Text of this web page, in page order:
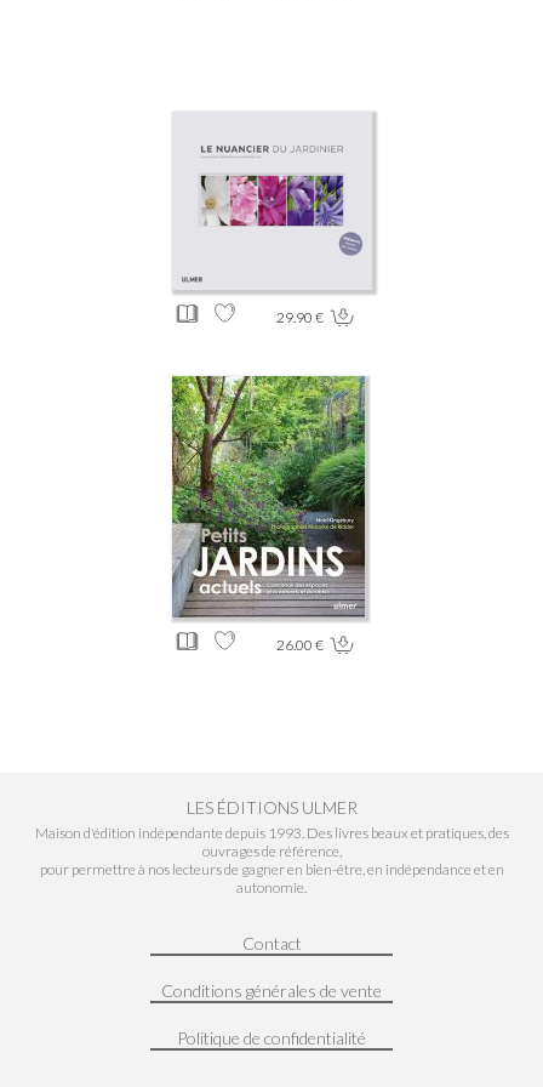
29.90 €
26.00 €
LES ÉDITIONS ULMER
Maison d'édition indépendante depuis 1993. Des livres beaux et pratiques, des
ouvrages de référence,
pour permettre à nos lecteurs de gagner en bien-être, en indépendance et en
autonomie.
Contact
Conditions générales de vente
Politique de confidentialité